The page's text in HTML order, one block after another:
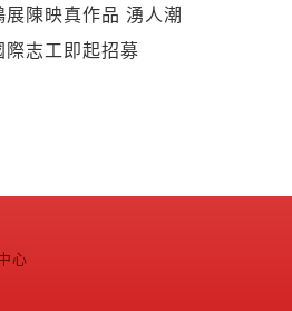
陳映真作品 湧人潮
志工即起招募
心